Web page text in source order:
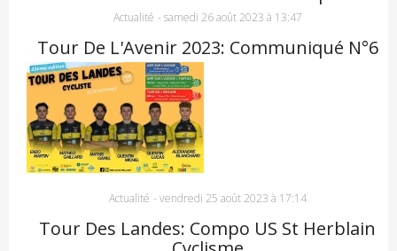
Actualité - samedi 26 août 2023 à 13:47
Tour De L'Avenir 2023: Communiqué N°6
Actualité - vendredi 25 août 2023 à 17:14
Tour Des Landes: Compo US St Herblain